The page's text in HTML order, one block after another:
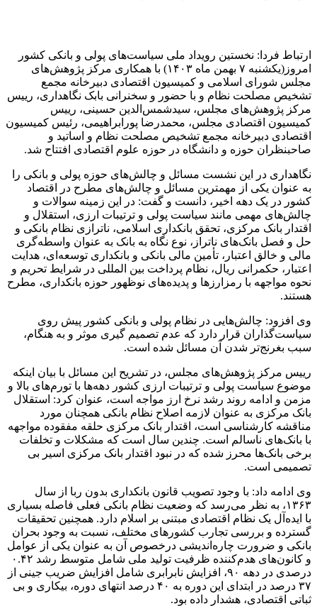
ارتباط فردا: نخستین رویداد ملی سیاست‌های پولی و بانکی کشور
امروز(یکشنبه ۷ بهمن ماه ۱۴۰۳) با همکاری مرکز پژوهش‌های
مجلس شورای اسلامی و کمیسیون اقتصادی دبیرخانه مجمع
تشخیص مصلحت نظام و با حضور و سخنرانی بابک نگاهداری، رییس
مرکز پژوهش‌های مجلس، سیدشمس‌الدین حسینی، رییس
کمیسیون اقتصادی مجلس، محمدرضا پورابراهیمی، رئیس کمیسیون
اقتصادی دبیرخانه مجمع تشخیص مصلحت نظام و اساتید و
صاحبنظران حوزه و دانشگاه در حوزه علوم اقتصادی افتتاح شد.
نگاهداری در این نشست مسائل و چالش‌های حوزه پولی و بانکی را
به عنوان یکی از مهمترین مسائل و چالش‌های مطرح در اقتصاد
کشور در یک دهه اخیر، دانست و گفت: در این زمینه سوالات و
چالش‌های مهمی مانند سیاست پولی و ترتیبات ارزی، استقلال و
اقتدار بانک مرکزی، تحقق بانکداری اسلامی، ناترازی نظام بانکی و
حل و فصل بانک‌های ناتراز، نوع نگاه به بانک به عنوان واسطه‌گری
مالی و خالق اعتبار، تأمین مالی بانکی و بانکداری توسعه‌ای، هدایت
اعتبار، حکمرانی ریال، نظام پرداخت بین المللی در شرایط تحریم و
نحوه مواجهه با رمزارزها و پدیده‌های نوظهور حوزه بانکداری، مطرح
هستند.
وی افزود: چالش‌هایی در نظام پولی و بانکی کشور پیش روی
سیاست‌گذاران قرار دارد که عدم تصمیم گیری موثر و به هنگام،
سبب بغرنج‌تر شدن آن مسائل شده است.
رییس مرکز پژوهش‌های مجلس، در تشریح این مسائل با بیان اینکه
موضوع سیاست پولی و ترتیبات ارزی کشور دهه‌ها با تورم‌های بالا و
مزمن و ادامه روند رشد نرخ ارز مواجه است، عنوان کرد: استقلال
بانک مرکزی به عنوان لازمه اصلاح نظام بانکی همچنان مورد
مناقشه کارشناسی است، اقتدار بانک مرکزی حلقه مفقوده مواجهه
با بانک‌های ناسالم است. چندین سال است که مشکلات و تخلفات
برخی بانک‌ها محرز شده که در نبود اقتدار بانک مرکزی اسیر بی
تصمیمی است.
وی ادامه داد: با وجود تصویب قانون بانکداری بدون ربا از سال
۱۳۶۳، به نظر می‌رسد که وضعیت نظام بانکی فعلی فاصله بسیاری
با ایده‌آل یک نظام اقتصادی مبتنی بر اسلام دارد. همچنین تحقیقات
گسترده و بررسی تجارب کشورهای مختلف، نسبت به وجود بحران
بانکی و ضرورت چاره‌اندیشی درخصوص آن به عنوان یکی از عوامل
و کانون‌های هدم‌کننده ظرفیت تولید ملی شامل متوسط رشد ۰.۴۲
درصدی در دهه ۹۰، افزایش نابرابری شامل افزایش ضریب جینی از
۳۷ درصد در ابتدای این دوره به ۴۰ درصد انتهای دوره، بیکاری و بی‌
ثباتی اقتصادی، هشدار داده بود.